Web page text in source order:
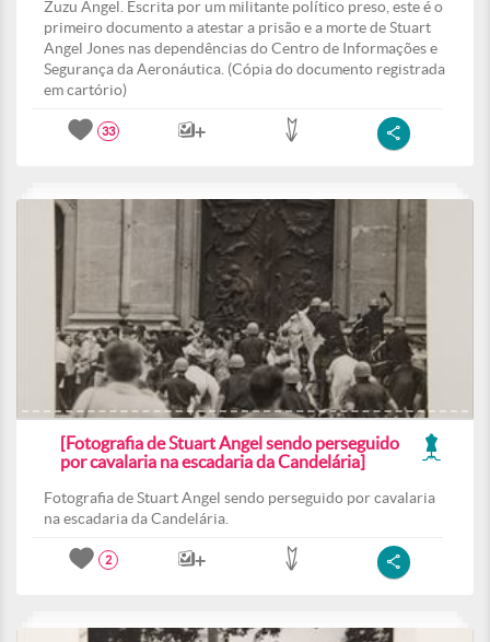
Zuzu Angel. Escrita por um militante político preso, este é o
primeiro documento a atestar a prisão e a morte de Stuart
Angel Jones nas dependências do Centro de Informações e
Segurança da Aeronáutica. (Cópia do documento registrada
em cartório)
33
[Fotografia de Stuart Angel sendo perseguido
por cavalaria na escadaria da Candelária]
Fotografia de Stuart Angel sendo perseguido por cavalaria
na escadaria da Candelária.
2